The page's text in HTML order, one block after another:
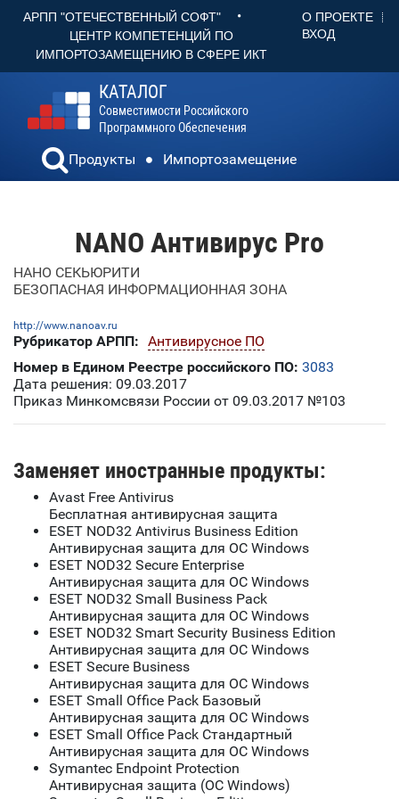
АРПП "ОТЕЧЕСТВЕННЫЙ СОФТ" •
ЦЕНТР КОМПЕТЕНЦИЙ ПО
ИМПОРТОЗАМЕЩЕНИЮ В СФЕРЕ ИКТ
О ПРОЕКТЕ
ВХОД
КАТАЛОГ
Совместимости Российского
Программного Обеспечения
Продукты Импортозамещение
NANO Антивирус Pro
НАНО СЕКЬЮРИТИ
БЕЗОПАСНАЯ ИНФОРМАЦИОННАЯ ЗОНА
http://www.nanoav.ru
Рубрикатор АРПП: Антивирусное ПО
Номер в Едином Реестре российского ПО: 3083
Дата решения: 09.03.2017
Приказ Минкомсвязи России от 09.03.2017 №103
Заменяет иностранные продукты:
Avast Free Antivirus
Бесплатная антивирусная защита
ESET NOD32 Antivirus Business Edition
Антивирусная защита для ОС Windows
ESET NOD32 Secure Enterprise
Антивирусная защита для ОС Windows
ESET NOD32 Small Business Pack
Антивирусная защита для ОС Windows
ESET NOD32 Smart Security Business Edition
Антивирусная защита для ОС Windows
ESET Secure Business
Антивирусная защита для ОС Windows
ESET Small Office Pack Базовый
Антивирусная защита для ОС Windows
ESET Small Office Pack Стандартный
Антивирусная защита для ОС Windows
Symantec Endpoint Protection
Антивирусная защита (ОС Windows)